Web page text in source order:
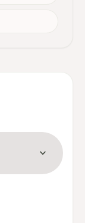
expand_more